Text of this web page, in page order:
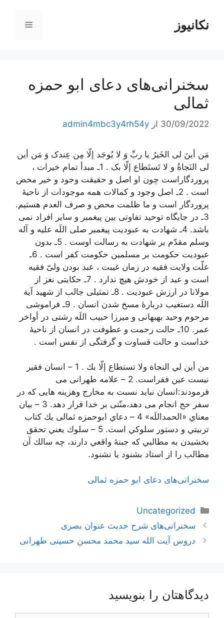
محتوانکانیوز فهرست
سخنرانی‌های دعای ابو حمزه
ثمالی
30/09/2022 از admin4mbc3y4rh54y
مَن أینَ لی الخَیرُ یا ربِّ وَ لا یُوجَد إلّا مِن عِندک وَ مَن أین
لی النَجاةُ و لا تَستَطاع إلّا بک . 1ـ مبدأ تمام خیرات ،
پروردگاراست چون او اصل و حقیقت وجود و خیر محض
است . 2ـ اصل وجود و کمالات همه موجودات از ناحیۀ
پروردگار است و ما ظلمت محض و صرف العدم هستیم.
3ـ در جایگاه توحید تفاوتی بین پیغمبر و سایر افراد نمی
باشد. 4ـ شهادت به عبودیت پیغمبر صلی اللَه علیه و آله
وسلم مقدّم بر شهادت به رسالت اوست . 5ـ بدون
عبودیت حکومت بر مسلمین حکومت کفر است . 6ـ
علّت ولایت فقیه در زمان غیبت ، عبد بودن ولیّ فقیه
است و عبد از خودش هیچ ندارد . 7ـ حکایتی نغز از
مولانا در ارزش عبودیت . 8ـ تمثیلی جالب از شهید آیة
اللَه دستغیب دربارۀ مسخ شدن انسان . 9ـ فراموشی
مرحوم وحید بهبهانی و میرزا حبیب اللَه رشتی در أواخر
عمر. 10ـ حالت رحمت و عطوفت در انسان از ناحیۀ
خداست و حالت قساوت و گرفتگی از نفس است .
من أين لي النجاة ولا تستطاع إلّا بك . 1 – انسان فقیر
نیست عین فقراست. 2 – علامه طهرانی می
فرمودند:انسان نباید نسبت به مخارج وهزینه هایی که در
سفر حج انجام می دهد،منّتی بر خدا قرار دهد. 3 – بیان
معناي «الحمداللَه» 4 – دعاي ابوحمزه ثمالی يك كتاب
تربيتي و دستور سلوكي است. 5 – سلوك يعني تحقق
بخشيدن به مطالبي كه جبنۀ واقعي دارند، چه سالك آن
مطالب را از استاد بشنود يا نشنود.
سخنرانی‌های دعای ابو حمزه ثمالی
دسته‌ها
Uncategorized
ناوبری
نوشته‌ها
سخنرانی‌های شرح حدیث عنوان بصری
دروس آیت الله سید محمد محسن حسینی طهرانی
دیدگاهتان را بنویسید